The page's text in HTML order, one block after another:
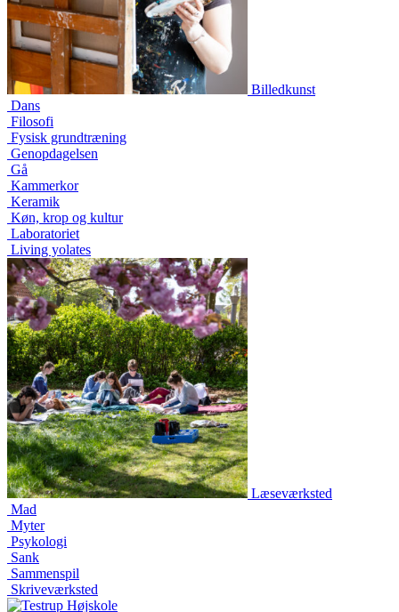
Billedkunst
Dans
Filosofi
Fysisk grundtræning
Genopdagelsen
Gå
Kammerkor
Keramik
Køn, krop og kultur
Laboratoriet
Living yolates
Læseværksted
Mad
Myter
Psykologi
Sank
Sammenspil
Skriveværksted